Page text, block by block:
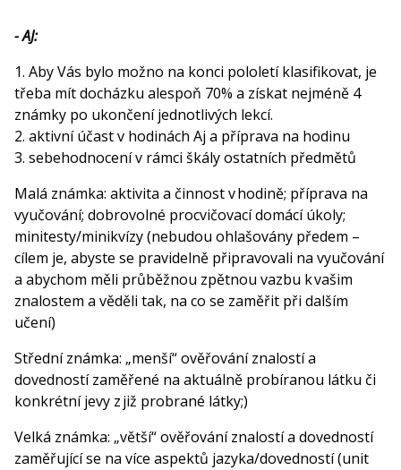
- AJ:
1. Aby Vás bylo možno na konci pololetí klasifikovat, je
třeba mít docházku alespoň 70% a získat nejméně 4
známky po ukončení jednotlivých lekcí.
2. aktivní účast v hodinách Aj a příprava na hodinu
3. sebehodnocení v rámci škály ostatních předmětů
Malá známka: aktivita a činnost v hodině; příprava na
vyučování; dobrovolné procvičovací domácí úkoly;
minitesty/minikvízy (nebudou ohlašovány předem –
cílem je, abyste se pravidelně připravovali na vyučování
a abychom měli průběžnou zpětnou vazbu k vašim
znalostem a věděli tak, na co se zaměřit při dalším
učení)
Střední známka: „menší“ ověřování znalostí a
dovedností zaměřené na aktuálně probíranou látku či
konkrétní jevy z již probrané látky;)
Velká známka: „větší“ ověřování znalostí a dovedností
zaměřující se na více aspektů jazyka/dovedností (unit